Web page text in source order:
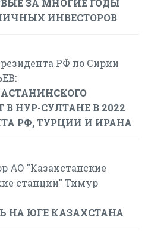
ЗА МНОГИЕ ГОДЫ
ИНВЕСТОРОВ
РФ по Сирии
НУР-СУЛТАНЕ В 2022
РФ, ТУРЦИИ И ИРАНА
АО "Казахстанские
станции" Тимур
НА ЮГЕ КАЗАХСТАНА